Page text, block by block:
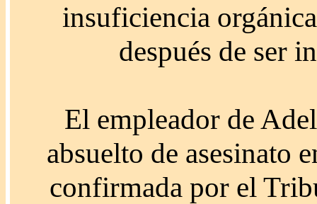
insuficiencia
después de ser
El empleador de
absuelto de asesinato
confirmada por el